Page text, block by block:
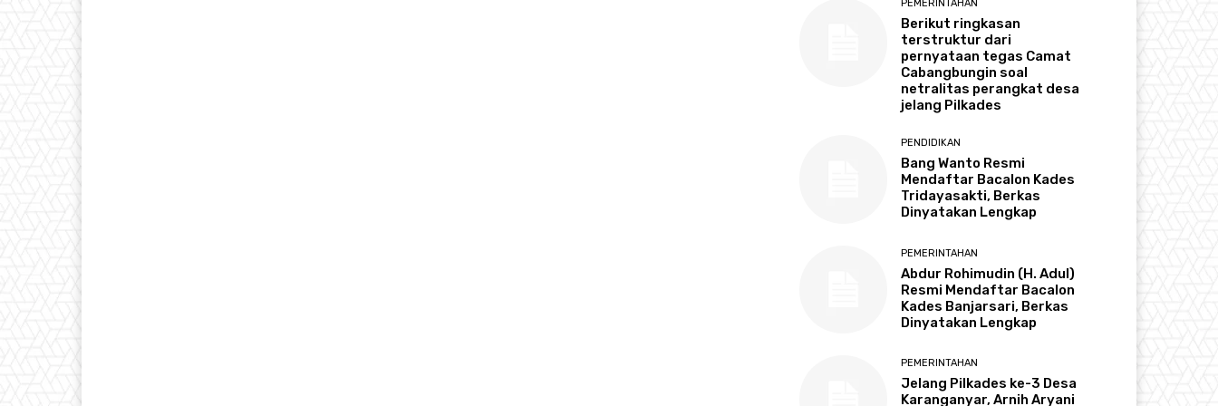
PEMERINTAHAN
Berikut ringkasan
terstruktur dari
pernyataan tegas Camat
Cabangbungin soal
netralitas perangkat desa
jelang Pilkades
PENDIDIKAN
Bang Wanto Resmi
Mendaftar Bacalon Kades
Tridayasakti, Berkas
Dinyatakan Lengkap
PEMERINTAHAN
Abdur Rohimudin (H. Adul)
Resmi Mendaftar Bacalon
Kades Banjarsari, Berkas
Dinyatakan Lengkap
PEMERINTAHAN
Jelang Pilkades ke-3 Desa
Karanganyar, Arnih Aryani